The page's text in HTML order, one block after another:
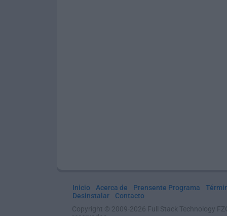
Inicio Acerca de Prensente Programa
Desinstalar
Contacto
Copyright © 2009-2026 Full Stack Technology